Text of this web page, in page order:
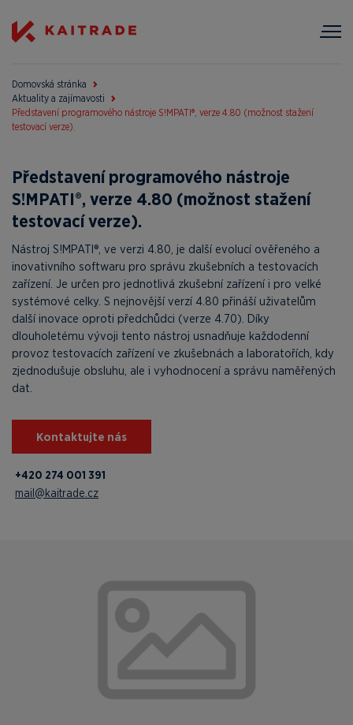
Domovská stránka
Aktuality a zajímavosti
Představení programového nástroje S!MPATI®, verze 4.80 (možnost stažení
testovací verze).
Představení programového nástroje
S!MPATI®, verze 4.80 (možnost stažení
testovací verze).
Nástroj S!MPATI®, ve verzi 4.80, je další evolucí ověřeného a
inovativního softwaru pro správu zkušebních a testovacích
zařízení. Je určen pro jednotlivá zkušební zařízení i pro velké
systémové celky. S nejnovější verzí 4.80 přináší uživatelům
další inovace oproti předchůdci (verze 4.70). Díky
dlouholetému vývoji tento nástroj usnadňuje každodenní
provoz testovacích zařízení ve zkušebnách a laboratořích, kdy
zjednodušuje obsluhu, ale i vyhodnocení a správu naměřených
dat.
Kontaktujte nás
+420 274 001 391
mail@kaitrade.cz